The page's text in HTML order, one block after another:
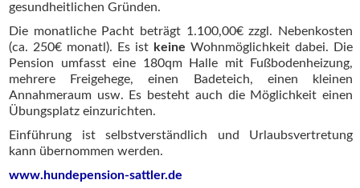
gesundheitlichen Gründen.
Die monatliche Pacht beträgt 1.100,00€ zzgl. Nebenkosten
(ca. 250€ monatl). Es ist keine Wohnmöglichkeit dabei. Die
Pension umfasst eine 180qm Halle mit Fußbodenheizung,
mehrere Freigehege, einen Badeteich, einen kleinen
Annahmeraum usw. Es besteht auch die Möglichkeit einen
Übungsplatz einzurichten.
Einführung ist selbstverständlich und Urlaubsvertretung
kann übernommen werden.
www.hundepension-sattler.de